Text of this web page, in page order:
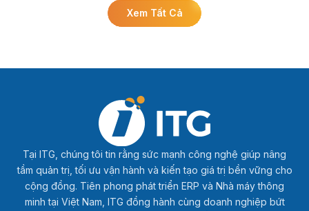
Xem Tất Cả
Tại ITG, chúng tôi tin rằng sức mạnh công nghệ giúp nâng
tầm quản trị, tối ưu vận hành và kiến tạo giá trị bền vững cho
cộng đồng. Tiên phong phát triển ERP và Nhà máy thông
minh tại Việt Nam, ITG đồng hành cùng doanh nghiệp bứt